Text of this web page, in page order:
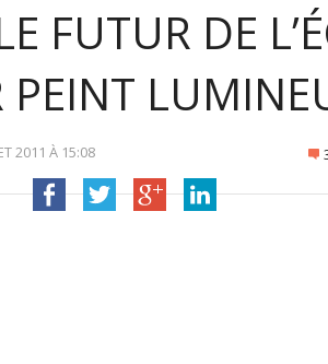
FUTUR DE
PEINT
2011 À 15:08